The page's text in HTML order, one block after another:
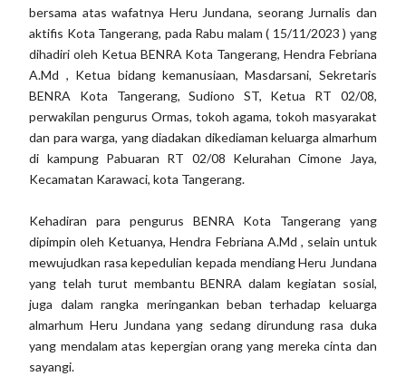
bersama atas wafatnya Heru Jundana, seorang Jurnalis dan
aktifis Kota Tangerang, pada Rabu malam ( 15/11/2023 ) yang
dihadiri oleh Ketua BENRA Kota Tangerang, Hendra Febriana
A.Md , Ketua bidang kemanusiaan, Masdarsani, Sekretaris
BENRA Kota Tangerang, Sudiono ST, Ketua RT 02/08,
perwakilan pengurus Ormas, tokoh agama, tokoh masyarakat
dan para warga, yang diadakan dikediaman keluarga almarhum
di kampung Pabuaran RT 02/08 Kelurahan Cimone Jaya,
Kecamatan Karawaci, kota Tangerang.
Kehadiran para pengurus BENRA Kota Tangerang yang
dipimpin oleh Ketuanya, Hendra Febriana A.Md , selain untuk
mewujudkan rasa kepedulian kepada mendiang Heru Jundana
yang telah turut membantu BENRA dalam kegiatan sosial,
juga dalam rangka meringankan beban terhadap keluarga
almarhum Heru Jundana yang sedang dirundung rasa duka
yang mendalam atas kepergian orang yang mereka cinta dan
sayangi.